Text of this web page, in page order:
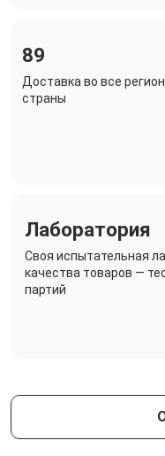
89
Доставка во все
страны
Лаборатория
Своя испытательная
качества товаров —
партий